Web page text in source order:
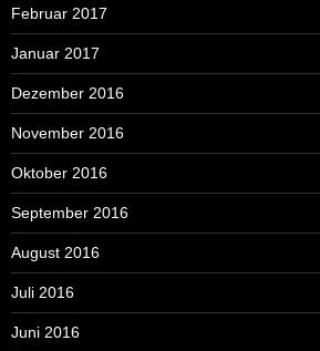
Februar 2017
Januar 2017
Dezember 2016
November 2016
Oktober 2016
September 2016
August 2016
Juli 2016
Juni 2016